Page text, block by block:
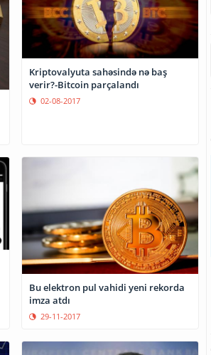
Kriptovalyuta sahəsində nə baş
verir?-Bitcoin parçalandı
02-08-2017
Bu elektron pul vahidi yeni rekorda
imza atdı
29-11-2017